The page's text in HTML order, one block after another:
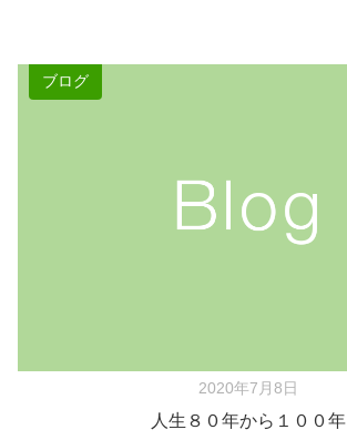
ブログ
2020年7月8日
人生８０年から１００年